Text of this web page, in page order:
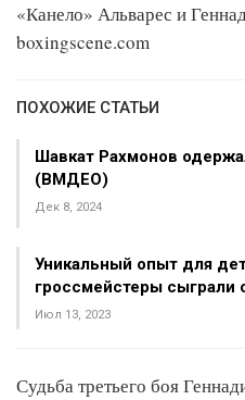
«Канело» Альварес и
boxingscene.com
ПОХОЖИЕ СТАТЬИ
Шавкат Рахмонов
(ВМДЕО)
Дек 8, 2024
Уникальный опыт для
гроссмейстеры сыграли
Июл 13, 2023
Судьба третьего боя